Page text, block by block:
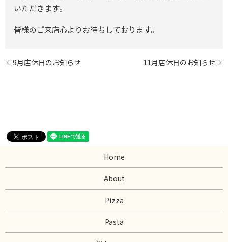
いただきます。
皆様のご来店心よりお待ちしております。
9月店休日のお知らせ 11月店休日のお知らせ
Home
About
Pizza
Pasta